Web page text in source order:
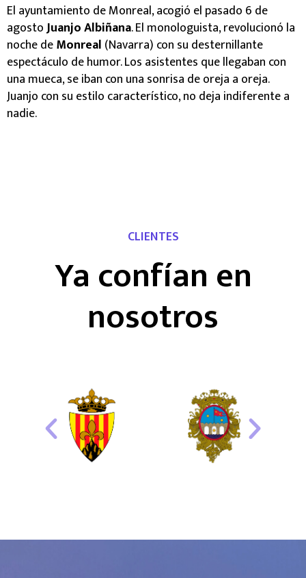
El ayuntamiento de Monreal, acogió el pasado 6 de
agostoJuanjo Albiñana. El monologuista, revolucionó la
noche deMonreal (Navarra) con su desternillante
espectáculo de humor. Los asistentes que llegaban con
una mueca, se iban con una sonrisa de oreja a oreja.
Juanjo con su estilo característico, no deja indiferente a
nadie.
CLIENTES
Ya confían en
nosotros